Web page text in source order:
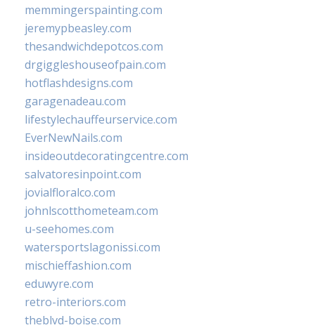
memmingerspainting.com
jeremypbeasley.com
thesandwichdepotcos.com
drgiggleshouseofpain.com
hotflashdesigns.com
garagenadeau.com
lifestylechauffeurservice.com
EverNewNails.com
insideoutdecoratingcentre.com
salvatoresinpoint.com
jovialfloralco.com
johnlscotthometeam.com
u-seehomes.com
watersportslagonissi.com
mischieffashion.com
eduwyre.com
retro-interiors.com
theblvd-boise.com